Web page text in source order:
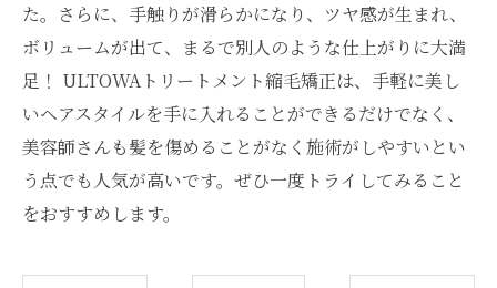
た。さらに、手触りが滑らかになり、ツヤ感が生まれ、
ボリュームが出て、まるで別人のような仕上がりに大満
足！ ULTOWAトリートメント縮毛矯正は、手軽に美し
いヘアスタイルを手に入れることができるだけでなく、
美容師さんも髪を傷めることがなく施術がしやすいとい
う点でも人気が高いです。ぜひ一度トライしてみること
をおすすめします。